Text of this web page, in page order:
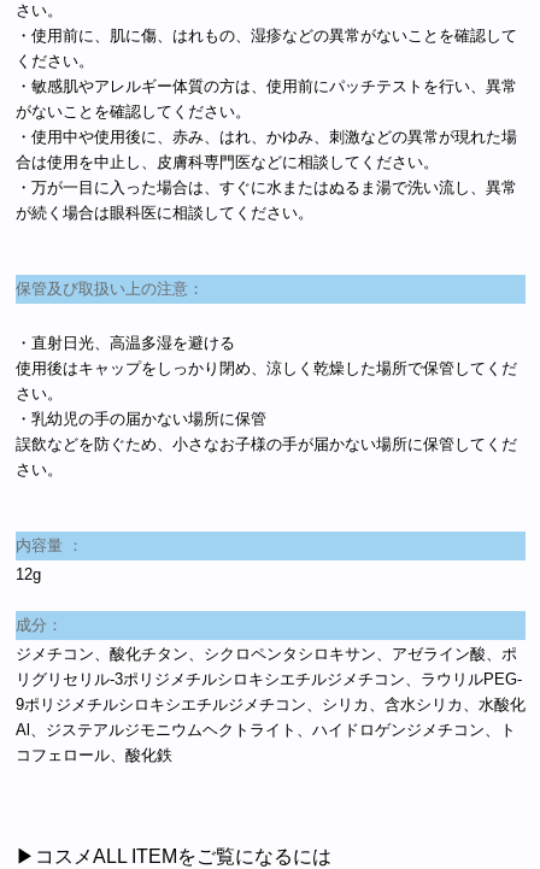
さい。
・使用前に、肌に傷、はれもの、湿疹などの異常がないことを確認して
ください。
・敏感肌やアレルギー体質の方は、使用前にパッチテストを行い、異常
がないことを確認してください。
・使用中や使用後に、赤み、はれ、かゆみ、刺激などの異常が現れた場
合は使用を中止し、皮膚科専門医などに相談してください。
・万が一目に入った場合は、すぐに水またはぬるま湯で洗い流し、異常
が続く場合は眼科医に相談してください。
保管及び取扱い上の注意：
・直射日光、高温多湿を避ける
使用後はキャップをしっかり閉め、涼しく乾燥した場所で保管してくだ
さい。
・乳幼児の手の届かない場所に保管
誤飲などを防ぐため、小さなお子様の手が届かない場所に保管してくだ
さい。
内容量 ：
12g
成分：
ジメチコン、酸化チタン、シクロペンタシロキサン、アゼライン酸、ポ
リグリセリル-3ポリジメチルシロキシエチルジメチコン、ラウリルPEG-
9ポリジメチルシロキシエチルジメチコン、シリカ、含水シリカ、水酸化
Al、ジステアルジモニウムヘクトライト、ハイドロゲンジメチコン、ト
コフェロール、酸化鉄
▶コスメALL ITEMをご覧になるには